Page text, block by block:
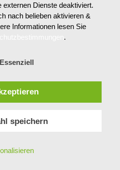
VON UNSEREM
externen Dienste deaktiviert.
nach belieben aktivieren &
Informationen lesen Sie
.
Essenziell
speichern